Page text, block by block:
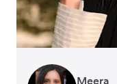
Meera
Charlie
Thomas
Arthur
Richard
George
Marie